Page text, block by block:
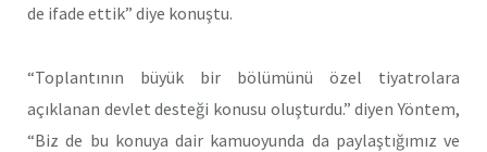
de ifade ettik” diye konuştu.
“Toplantının büyük bir bölümünü özel tiyatrolara
açıklanan devlet desteği konusu oluşturdu.” diyen Yöntem,
“Biz de bu konuya dair kamuoyunda da paylaştığımız ve